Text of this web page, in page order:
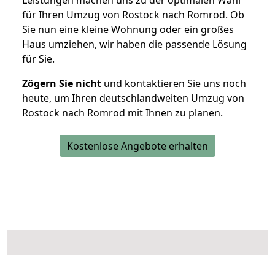
für Ihren Umzug von Rostock nach Romrod. Ob
Sie nun eine kleine Wohnung oder ein großes
Haus umziehen, wir haben die passende Lösung
für Sie.
Zögern Sie nicht und kontaktieren Sie uns noch
heute, um Ihren deutschlandweiten Umzug von
Rostock nach Romrod mit Ihnen zu planen.
Kostenlose Angebote erhalten